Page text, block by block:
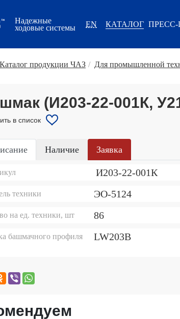
Надежные
ходовые системы
EN КАТАЛОГ
Каталог продукции ЧАЗ / Для промышленной
(И203-22-001К,
в список
Наличие Заявка
И203-22-001К
техники ЭО-5124
на ед. техники, шт 86
башмачного профиля LW203B